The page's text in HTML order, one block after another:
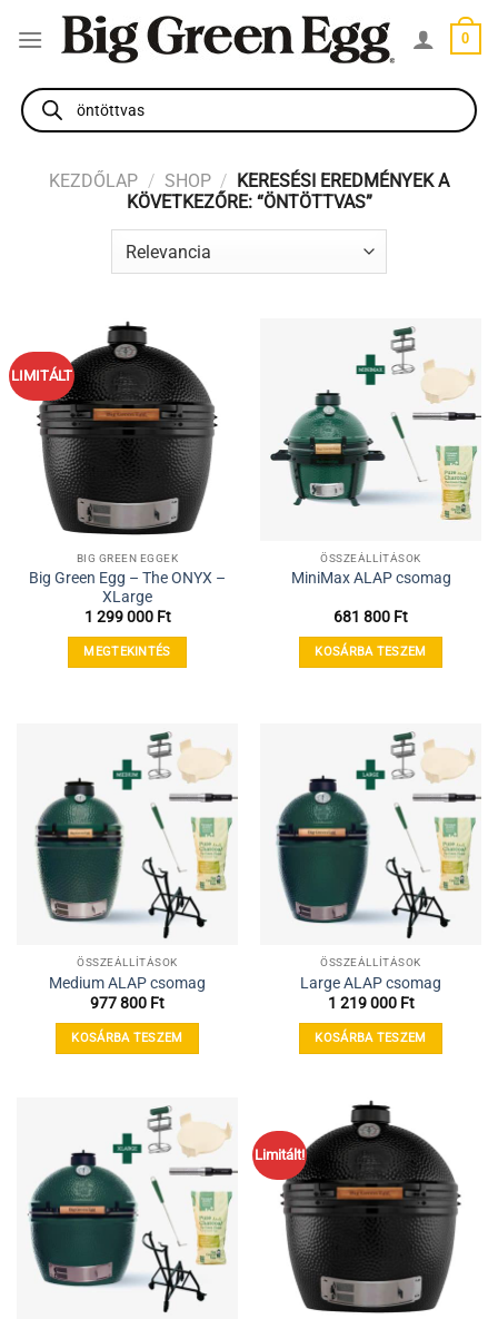
0
Products
search
KEZDŐLAP / SHOP / KERESÉSI EREDMÉNYEK A
KÖVETKEZŐRE: “ÖNTÖTTVAS”
LIMITÁLT
BIG GREEN EGGEK
Big Green Egg – The ONYX –
XLarge
1 299 000 Ft
MEGTEKINTÉS
ÖSSZEÁLLÍTÁSOK
MiniMax ALAP csomag
681 800 Ft
KOSÁRBA TESZEM
ÖSSZEÁLLÍTÁSOK
Medium ALAP csomag
977 800 Ft
KOSÁRBA TESZEM
ÖSSZEÁLLÍTÁSOK
Large ALAP csomag
1 219 000 Ft
KOSÁRBA TESZEM
Limitált!